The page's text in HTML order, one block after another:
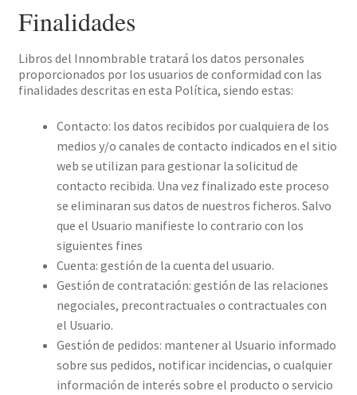
Finalidades
Libros del Innombrable tratará los datos personales
proporcionados por los usuarios de conformidad con las
finalidades descritas en esta Política, siendo estas:
Contacto: los datos recibidos por cualquiera de los
medios y/o canales de contacto indicados en el sitio
web se utilizan para gestionar la solicitud de
contacto recibida. Una vez finalizado este proceso
se eliminaran sus datos de nuestros ficheros. Salvo
que el Usuario manifieste lo contrario con los
siguientes fines
Cuenta: gestión de la cuenta del usuario.
Gestión de contratación: gestión de las relaciones
negociales, precontractuales o contractuales con
el Usuario.
Gestión de pedidos: mantener al Usuario informado
sobre sus pedidos, notificar incidencias, o cualquier
información de interés sobre el producto o servicio